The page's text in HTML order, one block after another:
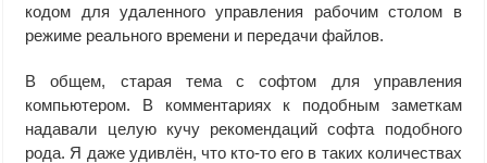
кодом для удаленного управления рабочим столом в
режиме реального времени и передачи файлов.
В общем, старая тема с софтом для управления
компьютером. В комментариях к подобным заметкам
надавали целую кучу рекомендаций софта подобного
рода. Я даже удивлён, что кто-то его в таких количествах